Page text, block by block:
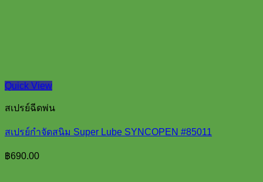
Quick View
สเปรย์ฉีดพ่น
สเปรย์กำจัดสนิม Super Lube SYNCOPEN #85011
฿690.00